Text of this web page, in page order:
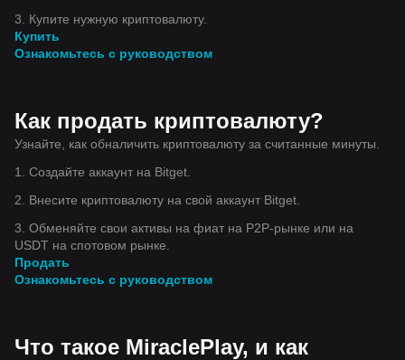
3. Купите нужную криптовалюту.
Купить
Ознакомьтесь с руководством
Как продать криптовалюту?
Узнайте, как обналичить криптовалюту за считанные минуты.
1. Создайте аккаунт на Bitget.
2. Внесите криптовалюту на свой аккаунт Bitget.
3. Обменяйте свои активы на фиат на P2P-рынке или на
USDT на спотовом рынке.
Продать
Ознакомьтесь с руководством
Что такое MiraclePlay, и как